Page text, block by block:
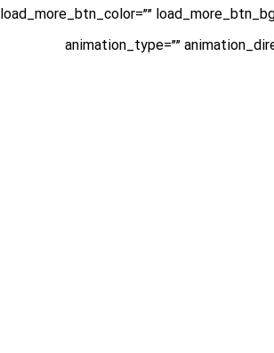
load_more_btn_color=””
animation_type=””